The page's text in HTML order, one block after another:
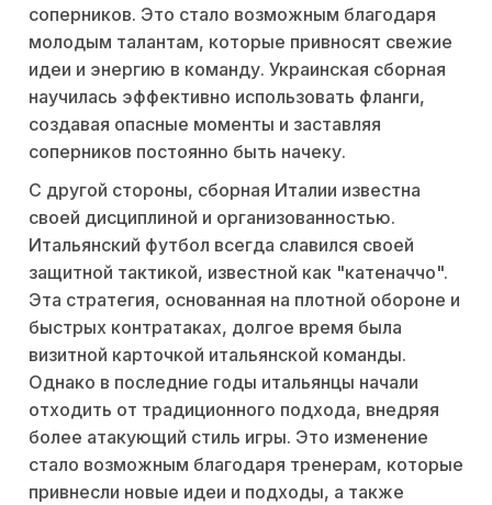
соперников. Это стало возможным благодаря
молодым талантам, которые привносят свежие
идеи и энергию в команду. Украинская сборная
научилась эффективно использовать фланги,
создавая опасные моменты и заставляя
соперников постоянно быть начеку.
С другой стороны, сборная Италии известна
своей дисциплиной и организованностью.
Итальянский футбол всегда славился своей
защитной тактикой, известной как "катеначчо".
Эта стратегия, основанная на плотной обороне и
быстрых контратаках, долгое время была
визитной карточкой итальянской команды.
Однако в последние годы итальянцы начали
отходить от традиционного подхода, внедряя
более атакующий стиль игры. Это изменение
стало возможным благодаря тренерам, которые
привнесли новые идеи и подходы, а также